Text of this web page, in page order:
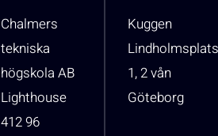
Chalmers
tekniska
högskola AB
Lighthouse
412 96
Kuggen
1, 2 vån
Göteborg